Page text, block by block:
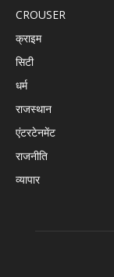
CROUSER
क्राइम
सिटी
धर्म
राजस्थान
एंटरटेनमेंट
राजनीति
व्यापार